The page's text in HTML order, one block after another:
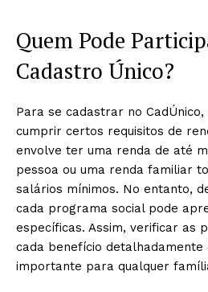
Quem Pode
Cadastro Único?
Para se cadastrar no
cumprir certos requisitos de
envolve ter uma renda de até
pessoa ou uma renda familiar
salários mínimos. No entanto,
cada programa social pode
específicas. Assim, verificar as
cada benefício detalhadamente
importante para qualquer